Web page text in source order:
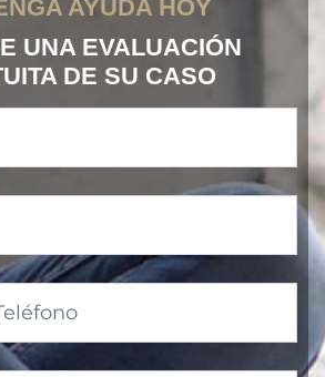
AYUDA HOY
UNA EVALUACIÓN
DE SU CASO